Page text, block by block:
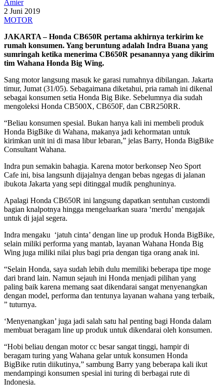
Amier
2 Juni 2019
MOTOR
JAKARTA – Honda CB650R pertama akhirnya terkirim ke
rumah konsumen. Yang beruntung adalah Indra Buana yang
sumringah ketika menerima CB650R pesanannya yang dikirim
tim Wahana Honda Big Wing.
Sang motor langsung masuk ke garasi rumahnya dibilangan. Jakarta
timur, Jumat (31/05). Sebagaimana diketahui, pria ramah ini dikenal
sebagai konsumen setia Honda Big Bike. Sebelumnya dia sudah
mengoleksi Honda CB500X, CB650F, dan CBR250RR.
“Beliau konsumen spesial. Bukan hanya kali ini membeli produk
Honda BigBike di Wahana, makanya jadi kehormatan untuk
kirimkan unit ini di masa libur lebaran,” jelas Barry, Honda BigBike
Consultant Wahana.
Indra pun semakin bahagia. Karena motor berkonsep Neo Sport
Cafe ini, bisa langsunh dijajalnya dengan bebas ngegas di jalanan
ibukota Jakarta yang sepi ditinggal mudik penghuninya.
Apalagi Honda CB650R ini langsung dapatkan sentuhan customdi
bagian knalpotnya hingga mengeluarkan suara ‘merdu’ mengajak
untuk di jajal segera.
Indra mengaku ‘jatuh cinta’ dengan line up produk Honda BigBike,
selain miliki performa yang mantab, layanan Wahana Honda Big
Wing juga miliki nilai plus bagi pria dengan tiga orang anak ini.
“Selain Honda, saya sudah lebih dulu memiliki beberapa tipe moge
dari brand lain. Namun sejauh ini Honda menjadi pilihan yang
paling baik karena memang saat dikendarai sangat menyenangkan
dengan model, performa dan tentunya layanan wahana yang terbaik,
” tuturnya.
‘Menyenangkan’ juga jadi salah satu hal penting bagi Honda dalam
membuat beragam line up produk untuk dikendarai oleh konsumen.
“Hobi beliau dengan motor cc besar sangat tinggi, hampir di
beragam turing yang Wahana gelar untuk konsumen Honda
BigBike rutin diikutinya,” sambung Barry yang beberapa kali ikut
mendampingi konsumen spesial ini turing di berbagai rute di
Indonesia.